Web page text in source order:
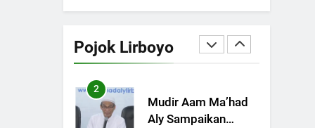
Pojok Lirboyo
Ganjil
2
Aly Sampaikan
Pentingnya
Dauroh Ilmiah
POJOK LIRBOYO
3
Dauroh Ilmiah
Ma’had Aly Lirboyo